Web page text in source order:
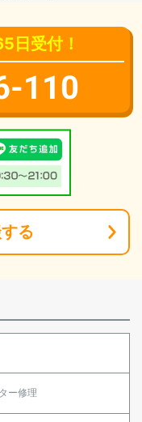
日受付！
110
する
ー修理